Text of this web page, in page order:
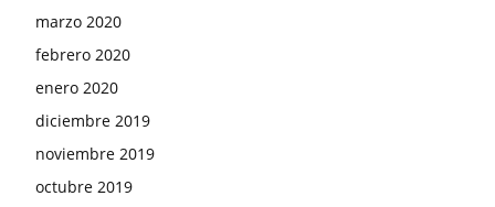
marzo 2020
febrero 2020
enero 2020
diciembre 2019
noviembre 2019
octubre 2019